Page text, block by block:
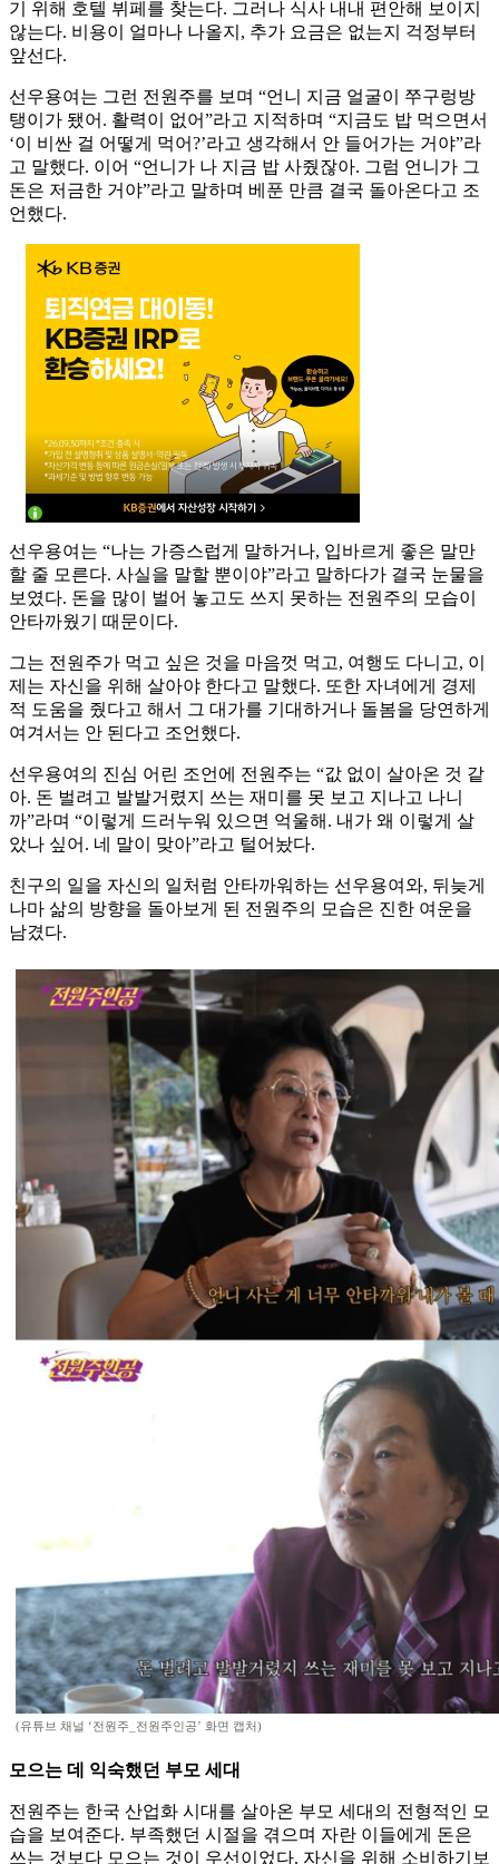
기 위해 호텔 뷔페를 찾는다. 그러나 식사 내내 편안해 보이지
않는다. 비용이 얼마나 나올지, 추가 요금은 없는지 걱정부터
앞선다.
선우용여는 그런 전원주를 보며 “언니 지금 얼굴이 쭈구렁방
탱이가 됐어. 활력이 없어”라고 지적하며 “지금도 밥 먹으면서
‘이 비싼 걸 어떻게 먹어?’라고 생각해서 안 들어가는 거야”라
고 말했다. 이어 “언니가 나 지금 밥 사줬잖아. 그럼 언니가 그
돈은 저금한 거야”라고 말하며 베푼 만큼 결국 돌아온다고 조
언했다.
선우용여는 “나는 가증스럽게 말하거나, 입바르게 좋은 말만
할 줄 모른다. 사실을 말할 뿐이야”라고 말하다가 결국 눈물을
보였다. 돈을 많이 벌어 놓고도 쓰지 못하는 전원주의 모습이
안타까웠기 때문이다.
그는 전원주가 먹고 싶은 것을 마음껏 먹고, 여행도 다니고, 이
제는 자신을 위해 살아야 한다고 말했다. 또한 자녀에게 경제
적 도움을 줬다고 해서 그 대가를 기대하거나 돌봄을 당연하게
여겨서는 안 된다고 조언했다.
선우용여의 진심 어린 조언에 전원주는 “값 없이 살아온 것 같
아. 돈 벌려고 발발거렸지 쓰는 재미를 못 보고 지나고 나니
까”라며 “이렇게 드러누워 있으면 억울해. 내가 왜 이렇게 살
았나 싶어. 네 말이 맞아”라고 털어놨다.
친구의 일을 자신의 일처럼 안타까워하는 선우용여와, 뒤늦게
나마 삶의 방향을 돌아보게 된 전원주의 모습은 진한 여운을
남겼다.
(유튜브 채널 ‘전원주_전원주인공’ 화면 캡처)
모으는 데 익숙했던 부모 세대
전원주는 한국 산업화 시대를 살아온 부모 세대의 전형적인 모
습을 보여준다. 부족했던 시절을 겪으며 자란 이들에게 돈은
쓰는 것보다 모으는 것이 우선이었다. 자신을 위해 소비하기보